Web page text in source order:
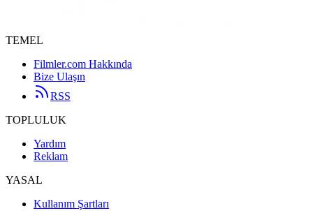
TEMEL
Filmler.com Hakkında
Bize Ulaşın
RSS
TOPLULUK
Yardım
Reklam
YASAL
Kullanım Şartları